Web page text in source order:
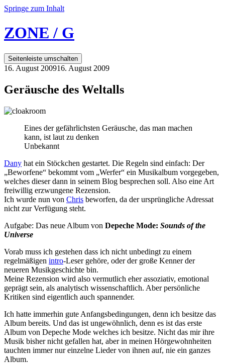
Springe zum Inhalt
ZONE / G
Seitenleiste umschalten
16. August 200916. August 2009
Geräusche des Weltalls
Eines der gefährlichsten Geräusche, das man machen
kann, ist laut zu denken
Unbekannt
Dany hat ein Stöckchen gestartet. Die Regeln sind einfach: Der
„Beworfene“ bekommt vom „Werfer“ ein Musikalbum vorgegeben,
welches dieser dann in seinem Blog besprechen soll. Also eine Art
freiwillig erzwungene Rezension.
Ich wurde nun von Chris beworfen, da der ursprüngliche Adressat
nicht zur Verfügung steht.
Aufgabe: Das neue Album von Depeche Mode: Sounds of the
Universe
Vorab muss ich gestehen dass ich nicht unbedingt zu einem
regelmäßigen intro-Leser gehöre, oder der große Kenner der
neueren Musikgeschichte bin.
Meine Rezension wird also vermutlich eher assoziativ, emotional
geprägt sein, als analytisch wissenschaftlich. Aber persönliche
Kritiken sind eigentlich auch spannender.
Ich hatte immerhin gute Anfangsbedingungen, denn ich besitze das
Album bereits. Und das ist ungewöhnlich, denn es ist das erste
Album von Depeche Mode welches ich besitze. Nicht das mir ihre
Musik bisher nicht gefallen hat, aber in meinen Hörgewohnheiten
tauchten immer nur einzelne Lieder von ihnen auf, nie ein ganzes
Album.